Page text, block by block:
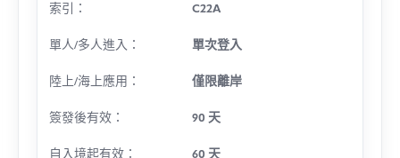
索引： C22A
單人/多人進入： 單次登入
陸上/海上應用： 僅限離岸
簽發後有效： 90 天